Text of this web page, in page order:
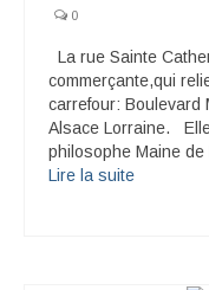
0
La rue Sainte
commerçante,qui
carrefour: Boulevard
Alsace Lorraine.
philosophe Maine
Lire la suite­­